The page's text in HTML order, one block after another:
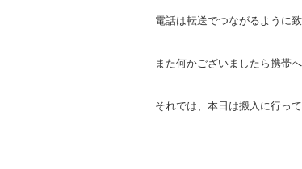
電話は転送でつながるように致
また何かございましたら携帯
それでは、本日は搬入に行って